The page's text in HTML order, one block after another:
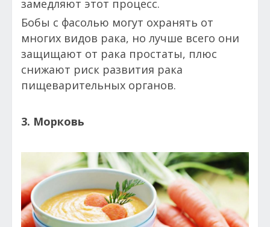
замедляют этот процесс.
Бобы с фасолью могут охранять от
многих видов рака, но лучше всего они
защищают от рака простаты, плюс
снижают риск развития рака
пищеварительных органов.
3. Морковь